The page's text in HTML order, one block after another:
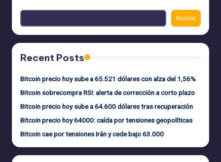
Buscar
Recent Posts
Bitcoin precio hoy sube a 65.521 dólares con alza del 1,56%
Bitcoin sobrecompra RSI: alerta de corrección a corto plazo
Bitcoin precio hoy sube a 64.600 dólares tras recuperación
Bitcoin precio hoy 64000: caída por tensiones geopolíticas
Bitcoin cae por tensiones Irán y cede bajo 63.000